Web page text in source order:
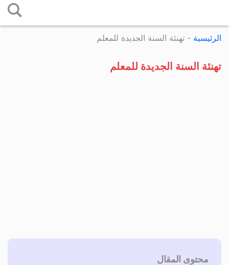
إلى
المحتوى
الرئيسية - تهنئة السنة الجديدة للمعلم
تهنئة السنة الجديدة للمعلم
محتوى المقال